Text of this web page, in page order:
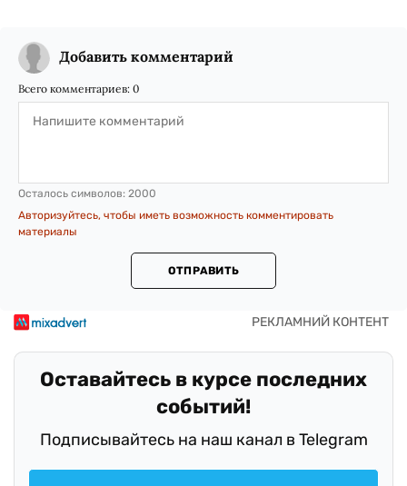
Добавить комментарий
Всего комментариев: 0
Осталось символов: 2000
Авторизуйтесь, чтобы иметь возможность комментировать
материалы
ОТПРАВИТЬ
Оставайтесь в курсе последних
событий!
Подписывайтесь на наш канал в Telegram